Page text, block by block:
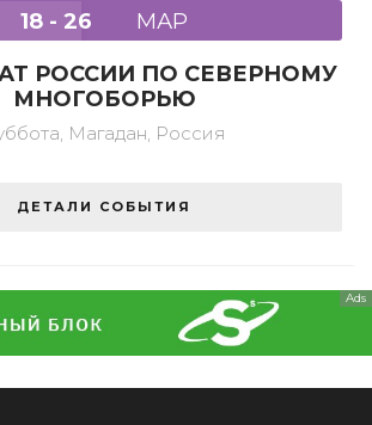
18 - 26
МАР
РОССИИ ПО СЕВЕРНОМУ
МНОГОБОРЬЮ
Магадан, Россия
ДЕТАЛИ СОБЫТИЯ
Ads